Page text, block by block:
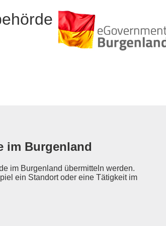
im Burgenland
im Burgenland übermitteln werden.
ein Standort oder eine Tätigkeit im